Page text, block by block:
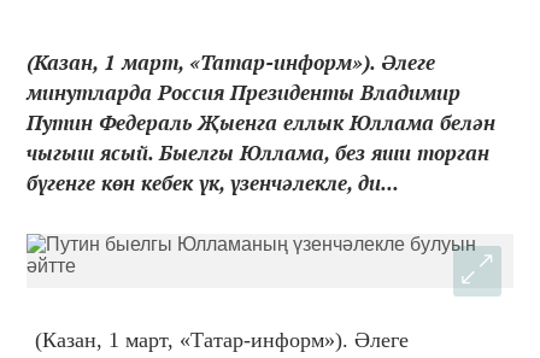
(Казан, 1 март, «Татар-информ»). Әлеге
минутларда Россия Президенты Владимир
Путин Федераль Җыенга еллык Юллама белән
чыгыш ясый. Быелгы Юллама, без яши торган
бүгенге көн кебек үк, үзенчәлекле, ди...
(Казан, 1 март, «Татар-информ»). Әлеге